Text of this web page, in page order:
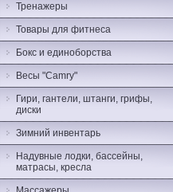
Тренажеры
Товары для фитнеса
Бокс и единоборства
Весы "Camry"
Гири, гантели, штанги, грифы,
диски
Зимний инвентарь
Надувные лодки, бассейны,
матрасы, кресла